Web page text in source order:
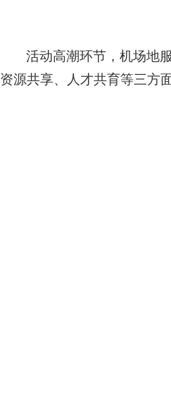
活动高潮环节，机场地
资源共享、人才共育等三方